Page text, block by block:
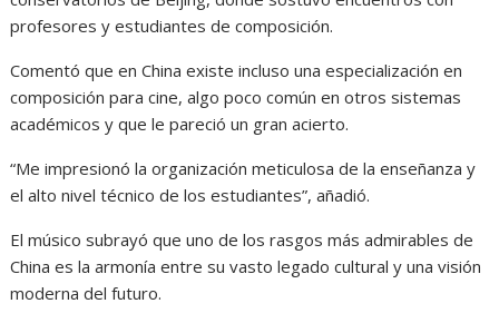
profesores y estudiantes de composición.
Comentó que en China existe incluso una especialización en
composición para cine, algo poco común en otros sistemas
académicos y que le pareció un gran acierto.
“Me impresionó la organización meticulosa de la enseñanza y
el alto nivel técnico de los estudiantes”, añadió.
El músico subrayó que uno de los rasgos más admirables de
China es la armonía entre su vasto legado cultural y una visión
moderna del futuro.